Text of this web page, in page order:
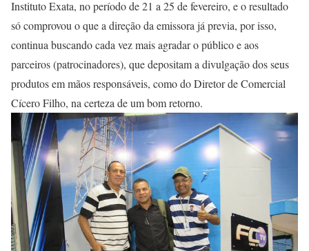
Instituto Exata, no período de 21 a 25 de fevereiro, e o resultado
só comprovou o que a direção da emissora já previa, por isso,
continua buscando cada vez mais agradar o público e aos
parceiros (patrocinadores), que depositam a divulgação dos seus
produtos em mãos responsáveis, como do Diretor de Comercial
Cícero Filho, na certeza de um bom retorno.